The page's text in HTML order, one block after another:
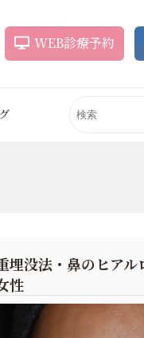
WEB診療予約
ライン（輪郭）
歯
歯
自
毛育毛剤
眉毛育毛剤
まつ毛育毛剤
埋没法・鼻のヒアル
性